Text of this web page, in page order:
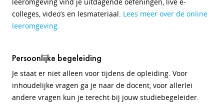
colleges, video’s en lesmateriaal. Lees meer over de online
leeromgeving.
Persoonlijke begeleiding
Je staat er niet alleen voor tijdens de opleiding. Voor
inhoudelijke vragen ga je naar de docent, voor allerlei
andere vragen kun je terecht bij jouw studiebegeleider.